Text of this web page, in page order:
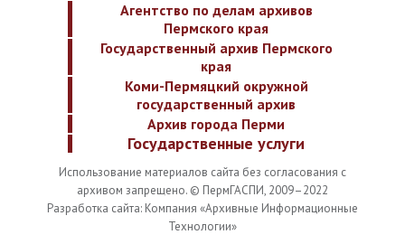
Агентство по делам архивов
Пермского края
Государственный архив Пермского
края
Коми-Пермяцкий окружной
государственный архив
Архив города Перми
Государственные услуги
Использование материалов сайта без согласования с
архивом запрещено. © ПермГАСПИ, 2009–2022
Разработка сайта: Компания «Архивные Информационные
Технологии»